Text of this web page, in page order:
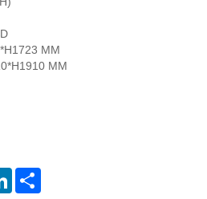
MM
MM
LinkedIn